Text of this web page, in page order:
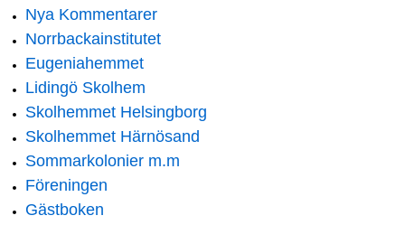
Nya Kommentarer
Norrbackainstitutet
Eugeniahemmet
Lidingö Skolhem
Skolhemmet Helsingborg
Skolhemmet Härnösand
Sommarkolonier m.m
Föreningen
Gästboken